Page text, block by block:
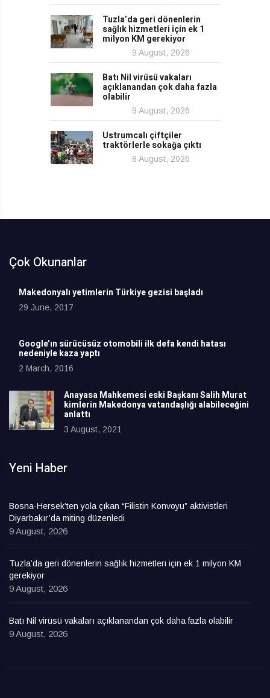
Tuzla’da geri dönenlerin
sağlık hizmetleri için ek 1
milyon KM gerekiyor
9 August, 2026
Batı Nil virüsü vakaları
açıklanandan çok daha fazla
olabilir
9 August, 2026
Ustrumcalı çiftçiler
traktörlerle sokağa çıktı
8 August, 2026
Çok Okunanlar
Makedonyalı yetimlerin Türkiye gezisi başladı
29 June, 2017
Google’ın sürücüsüz otomobili ilk defa kendi hatası
nedeniyle kaza yaptı
2 March, 2016
Anayasa Mahkemesi eski Başkanı Salih Murat
kimlerin Makedonya vatandaşlığı alabileceğini
anlattı
3 August, 2021
Yeni Haber
Bosna-Hersek’ten yola çıkan “Filistin Konvoyu” aktivistleri
Diyarbakır’da miting düzenledi
9 August, 2026
Tuzla’da geri dönenlerin sağlık hizmetleri için ek 1 milyon KM
gerekiyor
9 August, 2026
Batı Nil virüsü vakaları açıklanandan çok daha fazla olabilir
9 August, 2026